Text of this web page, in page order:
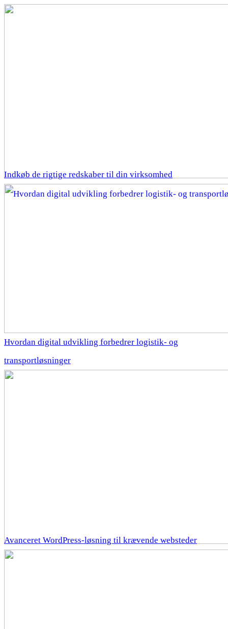
Indkøb de rigtige redskaber til din virksomhed
Hvordan digital udvikling forbedrer logistik- og
transportløsninger
Avanceret WordPress-løsning til krævende websteder